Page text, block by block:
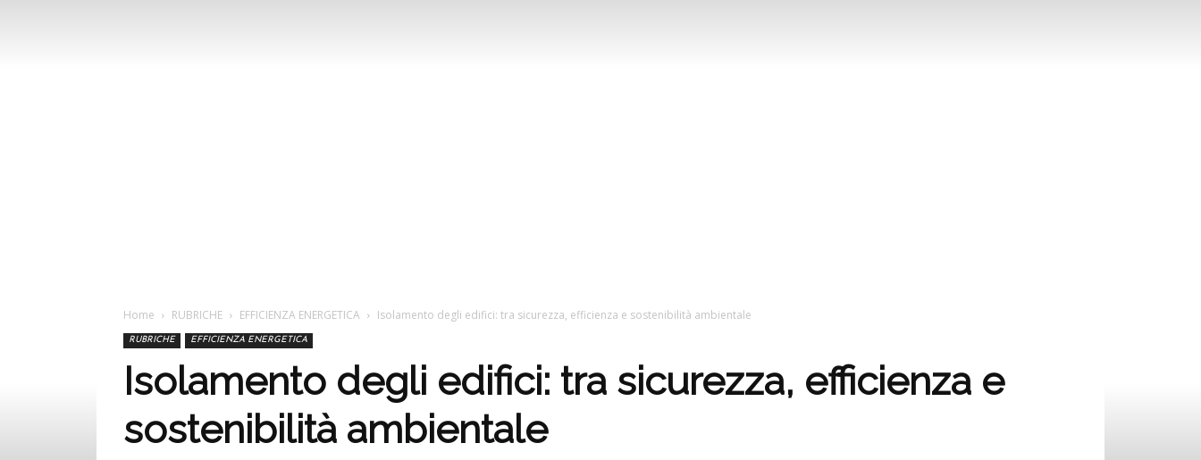
Home RUBRICHE EFFICIENZA ENERGETICA Isolamento degli edifici: tra sicurezza, efficienza e sostenibilità ambientale
RUBRICHE EFFICIENZA ENERGETICA
Isolamento degli edifici: tra sicurezza, efficienza e
sostenibilità ambientale